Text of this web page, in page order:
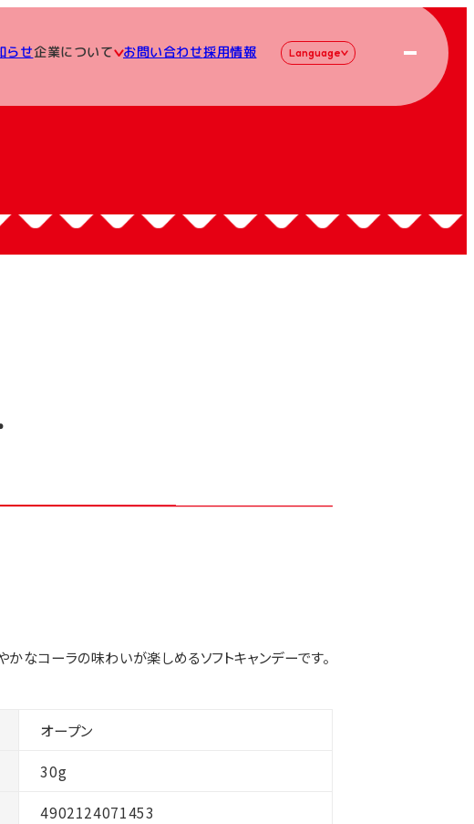
らせ企業について お問い合わせ採用情報 Language
なコーラの味わいが楽しめるソフトキャンデーです。
オープン
30g
4902124071453